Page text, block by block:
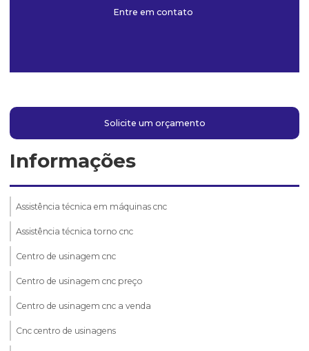
Entre em contato
Solicite um orçamento
Informações
Assistência técnica em máquinas cnc
Assistência técnica torno cnc
Centro de usinagem cnc
Centro de usinagem cnc preço
Centro de usinagem cnc a venda
Cnc centro de usinagens